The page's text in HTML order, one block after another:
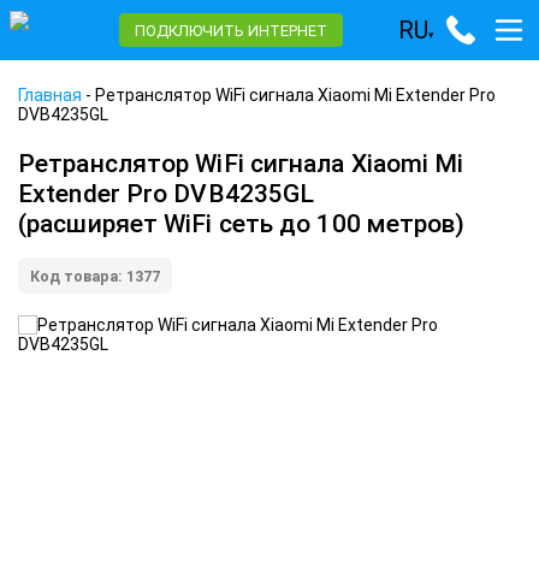
ПОДКЛЮЧИТЬ ИНТЕРНЕТ RU▾
Главная - Ретранслятор WiFi сигнала Xiaomi Mi Extender Pro
DVB4235GL
Ретранслятор WiFi сигнала Xiaomi Mi
Extender Pro DVB4235GL
(расширяет WiFi сеть до 100 метров)
Код товара: 1377